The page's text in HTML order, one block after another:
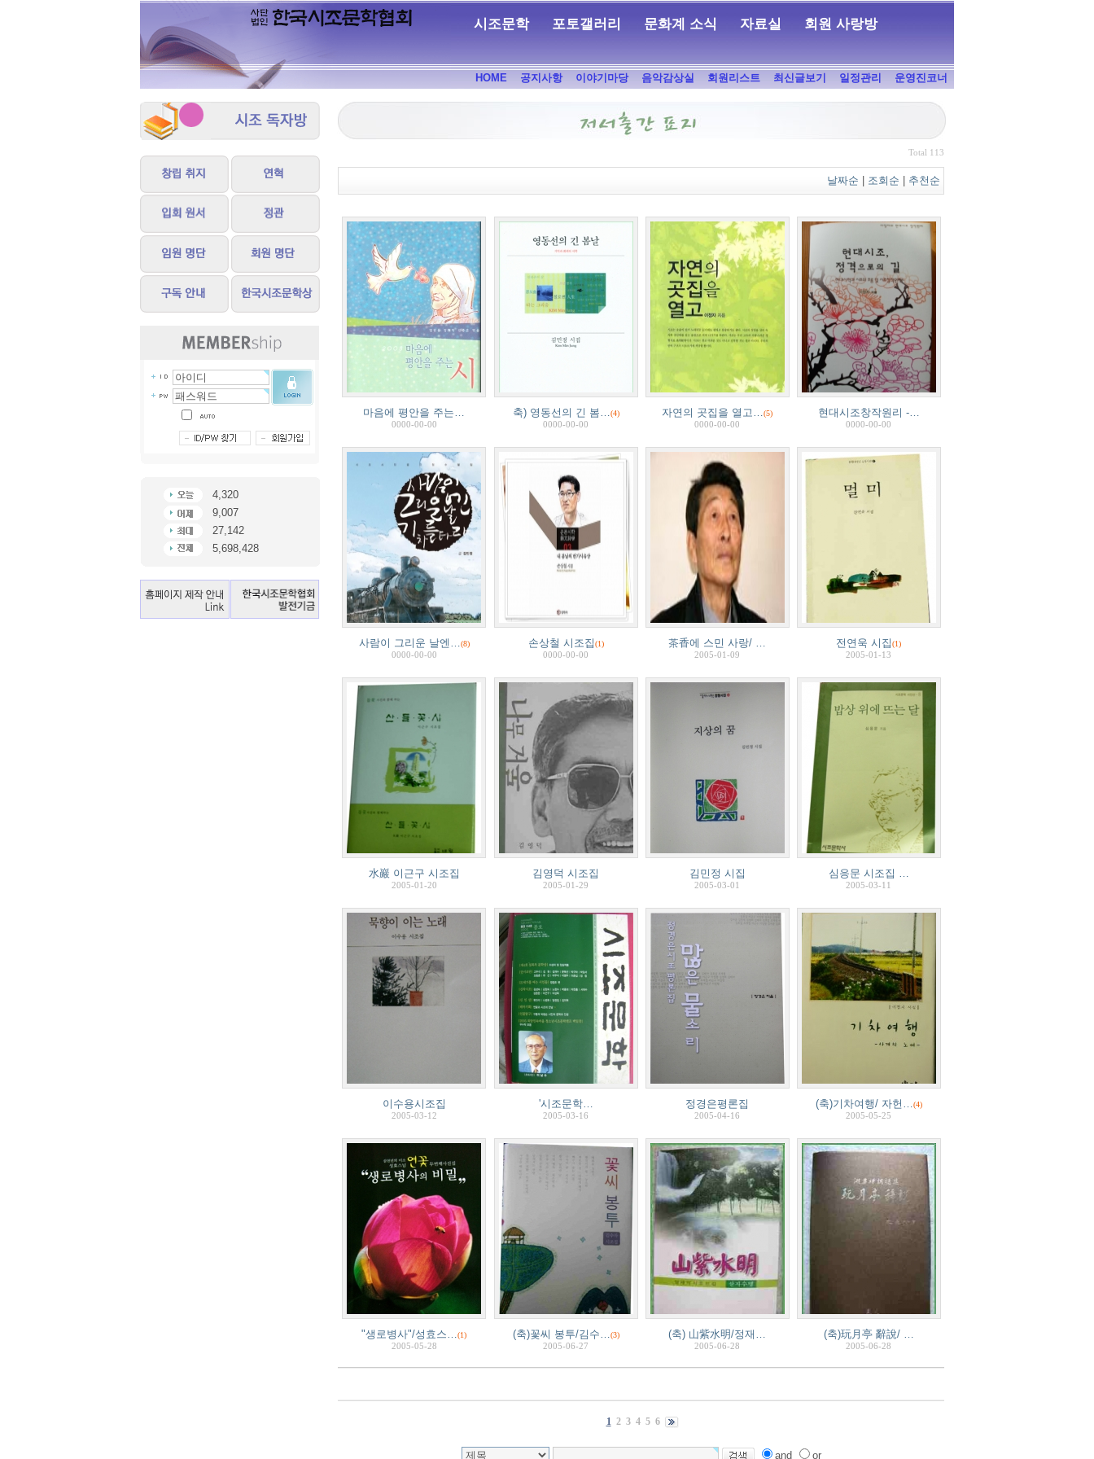
시조문학 포토갤러리 문화계 소식 자료실 회원 사랑방
HOME 공지사항 이야기마당 음악감상실 회원리스트 최신글보기 일정관리 운영진코너
4,320
9,007
27,142
5,698,428
Total 113
날짜순 조회순 추천순
마음에 평안을 주는…
0000-00-00
축) 영동선의 긴 봄…(4)
0000-00-00
자연의 곳집을 열고…(5)
0000-00-00
현대시조창작원리 -…
0000-00-00
사람이 그리운 날엔…(8)
0000-00-00
손상철 시조집(1)
0000-00-00
茶香에 스민 사랑/ …
2005-01-09
전연욱 시집(1)
2005-01-13
水巖 이근구 시조집
2005-01-20
김영덕 시조집
2005-01-29
김민정 시집
2005-03-01
심응문 시조집 …
2005-03-11
이수용시조집
2005-03-12
'시조문학…
2005-03-16
정경은평론집
2005-04-16
(축)기차여행/ 자헌…(4)
2005-05-25
"생로병사"/성효스…(1)
2005-05-28
(축)꽃씨 봉투/김수…(3)
2005-06-27
(축) 山紫水明/정재…
2005-06-28
(축)玩月亭 辭說/ …
2005-06-28
1 2 3 4 5 6
and or